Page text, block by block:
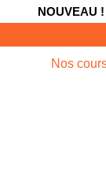
NOUVEAU
Nos